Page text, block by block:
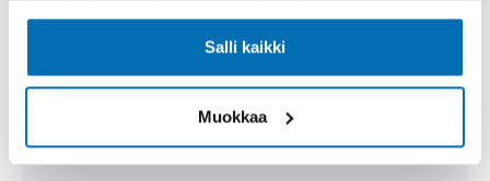
Salli kaikki
Muokkaa